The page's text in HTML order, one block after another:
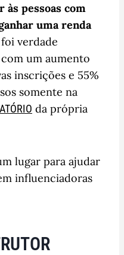
às pessoas com
uma renda
verdade
um aumento
inscrições e 55%
somente na
da própria
lugar para ajudar
influenciadoras